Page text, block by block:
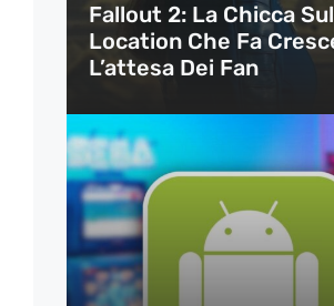
Fallout 2: La Chicca
Location Che Fa
L’attesa Dei Fan